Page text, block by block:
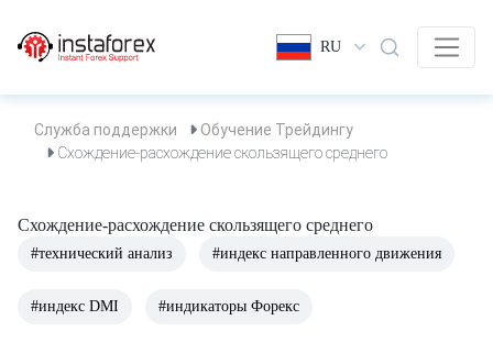
RU
Служба поддержки
Обучение Трейдингу
Схождение-расхождение скользящего среднего
Схождение-расхождение скользящего среднего
#технический анализ #индекс направленного движения
#индекс DMI #индикаторы Форекс